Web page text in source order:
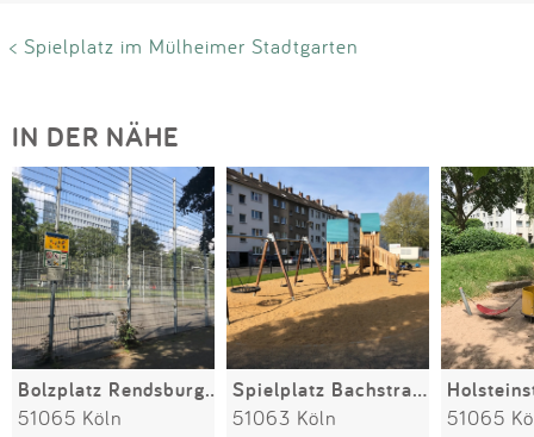
< Spielplatz im Mülheimer Stadtgarten
IN DER NÄHE
Bolzplatz Rendsburger Platz
51065 Köln
Spielplatz Bachstraße
51063 Köln 51065